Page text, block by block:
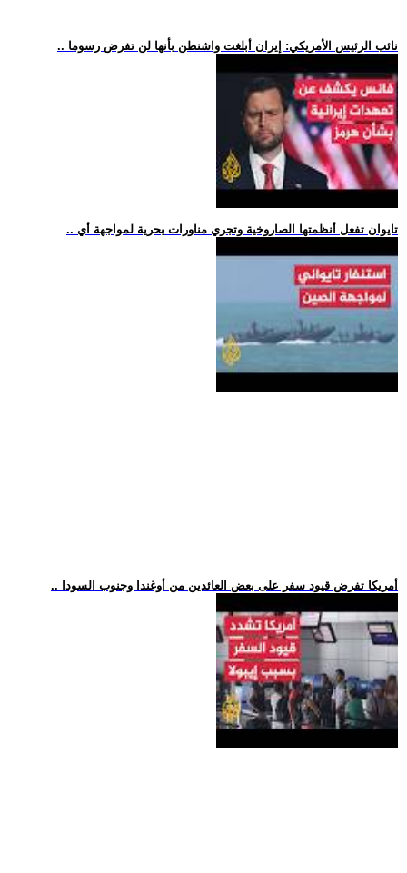
.. نائب الرئيس الأمريكي: إيران أبلغت واشنطن بأنها لن تفرض رسوما
.. تايوان تفعل أنظمتها الصاروخية وتجري مناورات بحرية لمواجهة أي
.. أمريكا تفرض قيود سفر على بعض العائدين من أوغندا وجنوب السودا